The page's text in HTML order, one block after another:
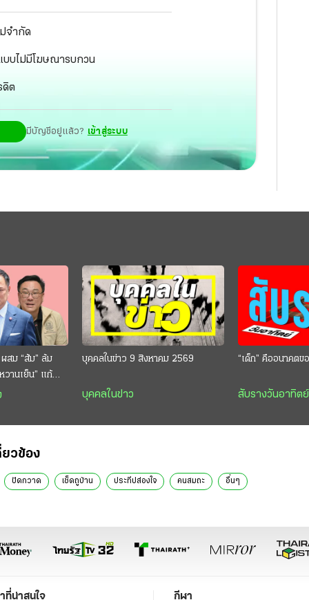
จำกัด
บบไม่มีโฆษณารบกวน
ดิต
มีบัญชีอยู่แล้ว? เข้าสู่ระบบ
สม “ส้ม” ล้ม
วานเย็น” แก้
กินสบาย
บุคคลในข่าว 9 สิงหาคม 2569
บุคคลในข่าว
“เด็ก” คืออนาคตข
สับรางวันอาทิตย์
วข้อง
ปัดกวาด เช็ดถูบ้าน ประทีปส่องใจ คนสมถะ อื่นๆ
ที่น่าสนใจ กีฬา